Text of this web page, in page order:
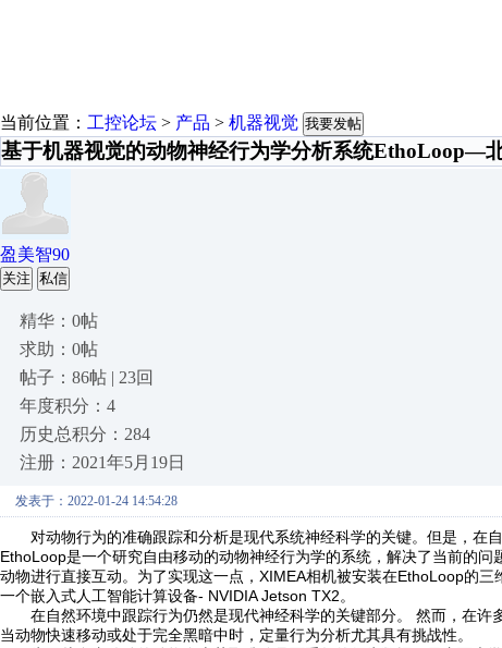
当前位置： 工控论坛 > 产品 > 机器视觉 我要发帖
基于机器视觉的动物神经行为学分析系统EthoLoop—
盈美智90
关注 私信
精华：0帖
求助：0帖
帖子：86帖 | 23回
年度积分：4
历史总积分：284
注册：2021年5月19日
发表于：2022-01-24 14:54:28
对动物行为的准确跟踪和分析是现代系统神经科学的关键。但是，在自
EthoLoop是一个研究自由移动的动物神经行为学的系统，解决了当前的
动物进行直接互动。为了实现这一点，XIMEA相机被安装在EthoLoop的
一个嵌入式人工智能计算设备- NVIDIA Jetson TX2。
在自然环境中跟踪行为仍然是现代神经科学的关键部分。 然而，在许
当动物快速移动或处于完全黑暗中时，定量行为分析尤其具有挑战性。